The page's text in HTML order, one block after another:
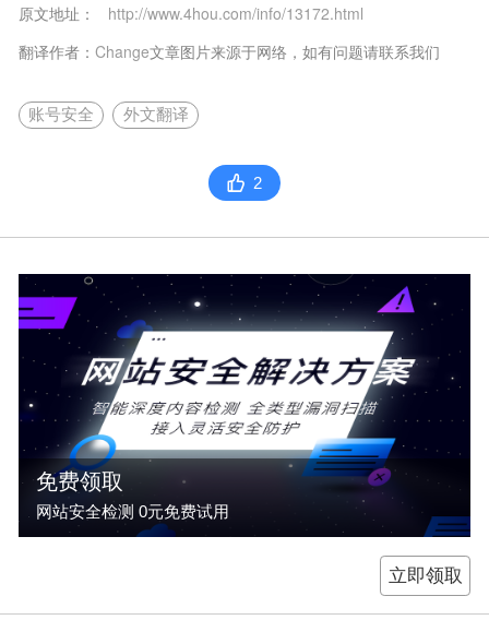
原文地址：
http://www.4hou.com/info/13172.html
翻译作者： Change文章图片来源于网络，如有问题请联系我们
账号安全 外文翻译
2
免费领取
网站安全检测 0元免费试用
立即领取